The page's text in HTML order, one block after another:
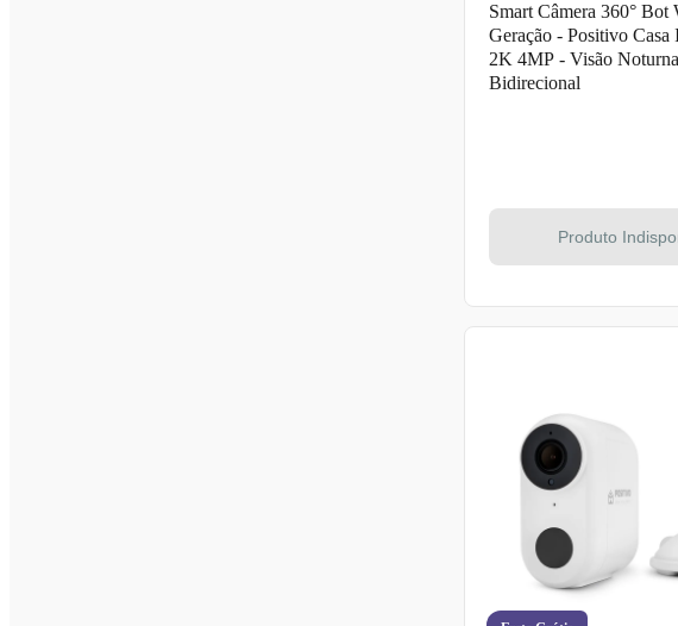
Smart Câmera 360° Bot
Geração - Positivo Casa
2K 4MP - Visão
Bidirecional
Produto